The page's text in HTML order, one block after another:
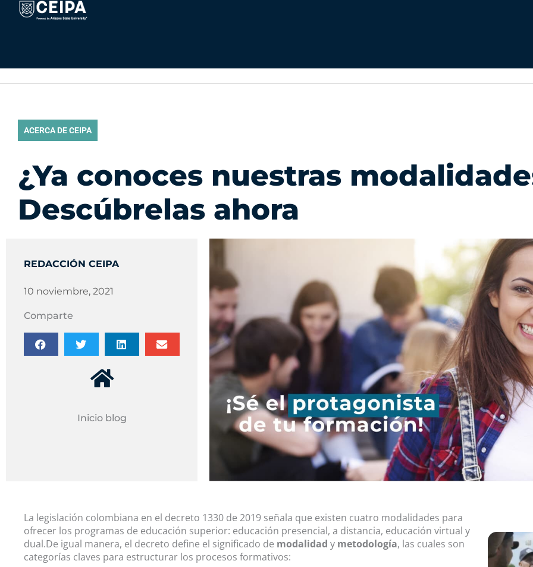
contenido
ACERCA DE CEIPA
¿Ya conoces nuestras
Descúbrelas ahora
REDACCIÓN CEIPA
10 noviembre, 2021
Comparte
Inicio blog
La legislación colombiana en el decreto 1330 de 2019 señala que existen cuatro modalidades para
ofrecer los programas de educación superior: educación presencial, a distancia, educación virtual y
dual.De igual manera, el decreto define el significado de modalidad y metodología, las cuales son
categorías claves para estructurar los procesos formativos: